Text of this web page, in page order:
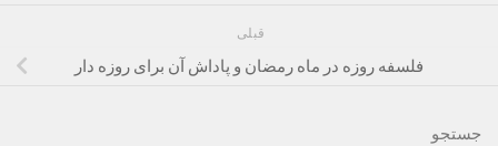
قبلی
فلسفه روزه در ماه رمضان و پاداش آن برای روزه دار
جستجو